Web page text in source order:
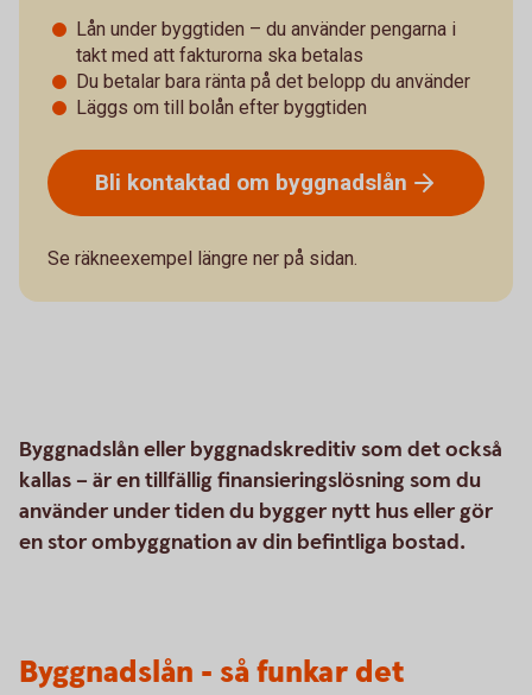
Lån under byggtiden – du använder pengarna i
takt med att fakturorna ska betalas
Du betalar bara ränta på det belopp du använder
Läggs om till bolån efter byggtiden
Bli kontaktad om byggnadslån
Se räkneexempel längre ner på sidan.
Byggnadslån eller byggnadskreditiv som det också
kallas – är en tillfällig finansieringslösning som du
använder under tiden du bygger nytt hus eller gör
en stor ombyggnation av din befintliga bostad.
Byggnadslån - så funkar det